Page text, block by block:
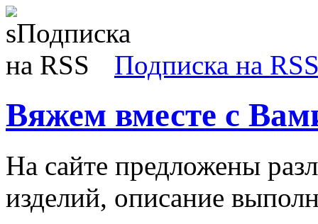
Подписка на
Вяжем вместе с
На сайте предложены
изделий, описание